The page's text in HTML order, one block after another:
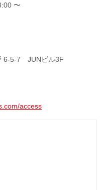
〜
6-5-7 JUNビル3F
access